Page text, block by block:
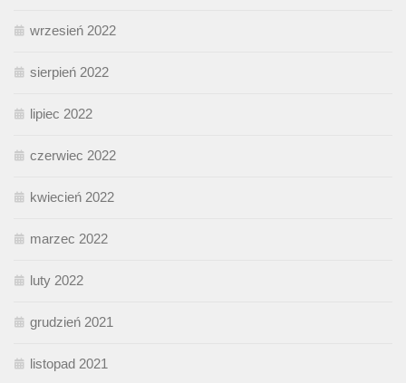
wrzesień 2022
sierpień 2022
lipiec 2022
czerwiec 2022
kwiecień 2022
marzec 2022
luty 2022
grudzień 2021
listopad 2021